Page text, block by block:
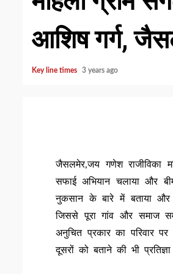
आशिष गर्ग,
Key line times 3 years ago
जैसलमेर,जय गणेश राजीविका
सफाई अभियान चलाया और
नुकसान के बारे में बताया और
जिससे पूरा गांव और समाज
अनुचित प्रकार का परिवार
दूसरों को बताने की भी